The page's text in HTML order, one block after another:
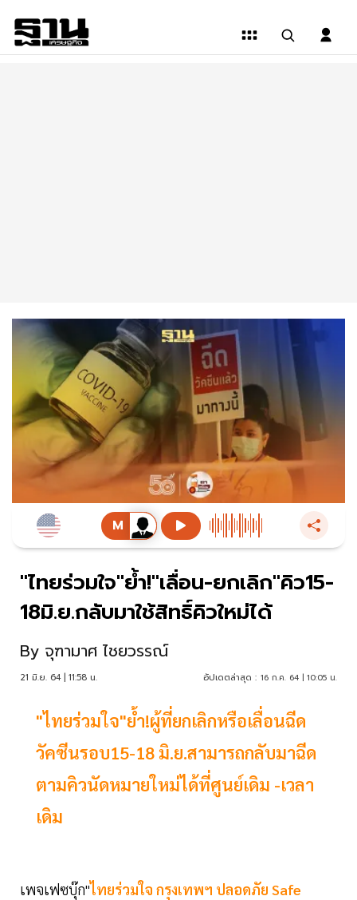
"ไทยร่วมใจ"ย้ำ!"เลื่อน-ยกเลิก"คิว15-
18มิ.ย.กลับมาใช้สิทธิ์คิวใหม่ได้
By จุฑามาศ ไชยวรรณ์
21 มิ.ย. 64 | 11:58 น. อัปเดตล่าสุด : 16 ก.ค. 64 | 10:05 น.
"ไทยร่วมใจ"ย้ำ!ผู้ที่ยกเลิกหรือเลื่อนฉีด
วัคซีนรอบ15-18 มิ.ย.สามารถกลับมาฉีด
ตามคิวนัดหมายใหม่ได้ที่ศูนย์เดิม -เวลา
เดิม
เพจเฟซบุ๊ก"ไทยร่วมใจ กรุงเทพฯ ปลอดภัย Safe